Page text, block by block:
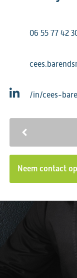
06 55 77 42
/in/cees-
Neem contact op